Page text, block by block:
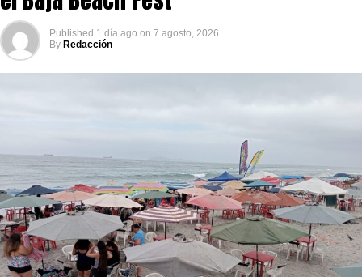
Published 1 día ago on 7 agosto, 2026
By Redacción